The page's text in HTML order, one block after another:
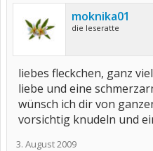
moknika01
die leseratte
liebes fleckchen, ganz
liebe und eine
wünsch ich dir von
vorsichtig knudeln und
3. August 2009